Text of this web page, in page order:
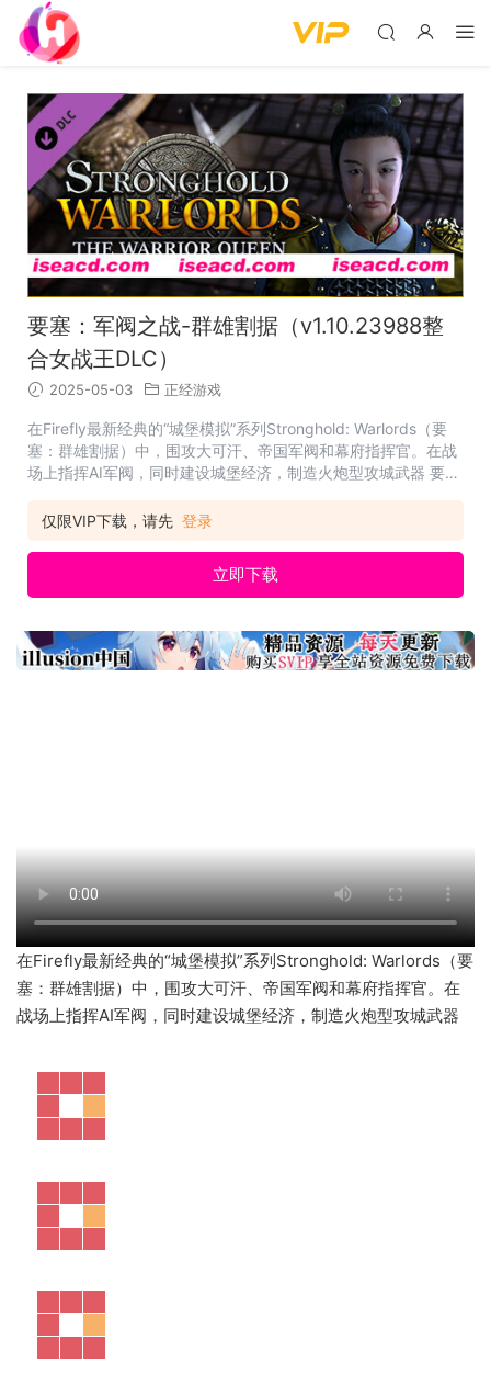
要塞：军阀之战-群雄割据（v1.10.23988整
合女战王DLC）
2025-05-03 正经游戏
在Firefly最新经典的“城堡模拟”系列Stronghold: Warlords（要
塞：群雄割据）中，围攻大可汗、帝国军阀和幕府指挥官。在战
场上指挥AI军阀，同时建设城堡经济，制造火炮型攻城武器 要塞
L.Euvino）的新电影原声带 数字艺术书，包括独家概念艺术 片
仅限VIP下载，请先 登录
立即下载
在Firefly最新经典的“城堡模拟”系列Stronghold: Warlords（要
塞：群雄割据）中，围攻大可汗、帝国军阀和幕府指挥官。在
战场上指挥AI军阀，同时建设城堡经济，制造火炮型攻城武器